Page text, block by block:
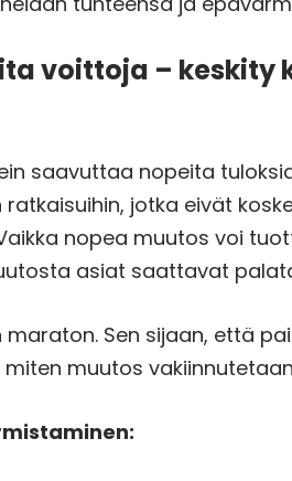
voittoja – keskity
saavuttaa nopeita
jotka eivät
nopea muutos voi
asiat saattavat
maraton. Sen sijaan, että
muutos